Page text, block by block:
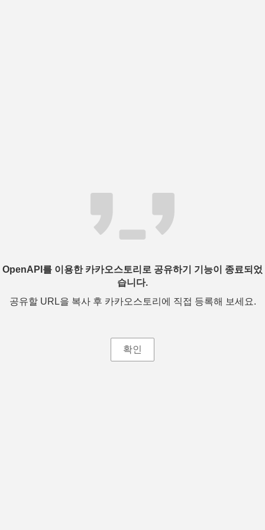
OpenAPI를 이용한 카카오스토리로 공유하기 기능이 종료되었
습니다.
공유할 URL을 복사 후 카카오스토리에 직접 등록해 보세요.
확인